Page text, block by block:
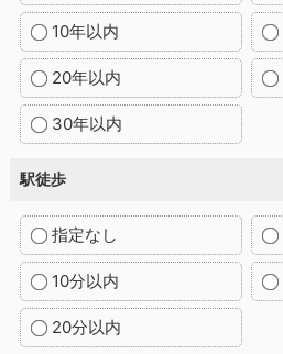
10年以内
20年以内
30年以内
駅徒歩
指定なし
10分以内
20分以内